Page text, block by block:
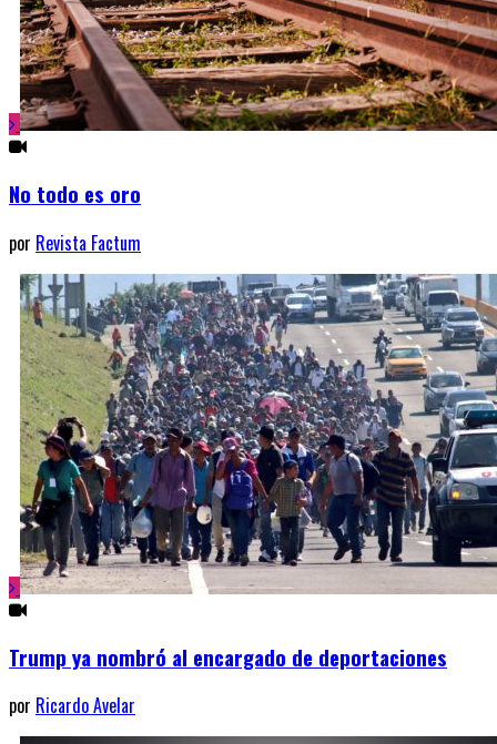
No todo es oro
por Revista Factum
Trump ya nombró al encargado de deportaciones
por Ricardo Avelar